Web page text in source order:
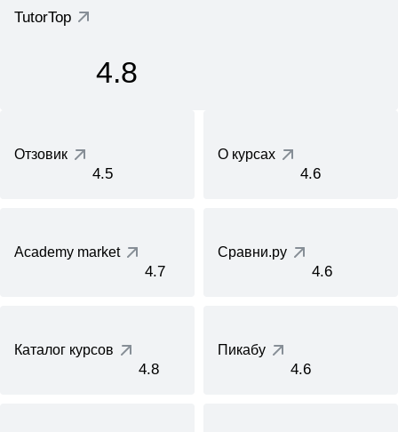
TutorTop
4.8
Отзовик
4.5
О курсах
4.6
Academy market
4.7
Сравни.ру
4.6
Каталог курсов
4.8
Пикабу
4.6